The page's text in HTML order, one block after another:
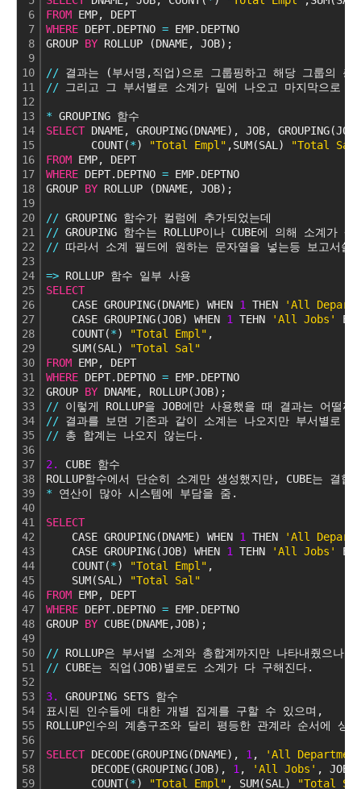
6
7
8
9
10
11
12
13
14
15
16
17
18
19
20
21
22
23
24
25
26
27
28
29
30
31
32
33
34
35
36
37
38
39
40
41
42
43
44
45
46
47
48
49
50
51
52
53
54
55
56
57
58
59
FROM EMP, DEPT
WHERE DEPT.DEPTNO = EMP.DEPTNO
GROUP BY ROLLUP (DNAME, JOB);
// 결과는 (부서명,직업)으로 그룹핑하고 해당 그룹의 총
// 그리고 그 부서별로 소계가 밑에 나오고 마지막으로
* GROUPING 함수
SELECT DNAME, GROUPING(DNAME), JOB,
COUNT(*) "Total Empl" ,SUM(SAL)
"Total Sal"
FROM EMP, DEPT
WHERE DEPT.DEPTNO = EMP.DEPTNO
GROUP BY ROLLUP (DNAME, JOB);
// GROUPING 함수가 컬럼에 추가되었는데
// GROUPING 함수는 ROLLUP이나 CUBE에 의해 소계가
// 따라서 소계 필드에 원하는 문자열을 넣는등 보고서쓸
=> ROLLUP 함수 일부 사용
SELECT
CASE GROUPING(DNAME) WHEN 1 THEN
'All
CASE GROUPING(JOB) WHEN 1 TEHN 'All Jobs'
COUNT(*) "Total Empl" ,
SUM(SAL)
"Total Sal"
FROM EMP, DEPT
WHERE DEPT.DEPTNO = EMP.DEPTNO
GROUP BY DNAME, ROLLUP(JOB);
// 이렇게 ROLLUP을 JOB에만 사용했을 때 결과는 어떨까?
// 결과를 보면 기존과 같이 소계는 나오지만 부서별로
// 총 합계는 나오지 않는다.
2.
CUBE 함수
ROLLUP함수에서 단순히 소계만 생성했지만, CUBE는 결
* 연산이 많아 시스템에 부담을 줌.
SELECT
CASE GROUPING(DNAME) WHEN 1 THEN
'All
CASE GROUPING(JOB) WHEN 1 TEHN 'All Jobs'
COUNT(*) "Total Empl" ,
SUM(SAL)
"Total Sal"
FROM EMP, DEPT
WHERE DEPT.DEPTNO = EMP.DEPTNO
GROUP BY CUBE(DNAME,JOB);
// ROLLUP은 부서별 소계와 총합계까지만 나타내줬으나
// CUBE는 직업(JOB)별로도 소계가 다 구해진다.
3.
GROUPING SETS 함수
표시된 인수들에 대한 개별 집계를 구할 수 있으며,
ROLLUP인수의 계층구조와 달리 평등한 관계라 순서에 상
SELECT DECODE(GROUPING(DNAME), 1 ,
'All
DECODE(GROUPING(JOB), 1 , 'All Jobs' , JOB)
COUNT(*) "Total Empl" , SUM(SAL) "Total